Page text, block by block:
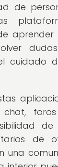
de
aprender
cuidado
chat,
de
una